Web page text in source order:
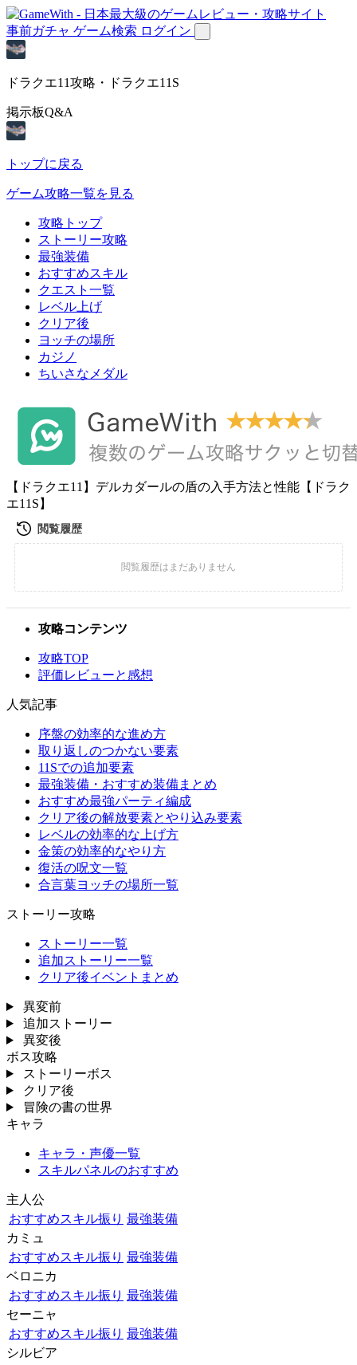
事前ガチャ ゲーム検索 ログイン
ドラクエ11攻略・ドラクエ11S
掲示板Q&A
トップに戻る
ゲーム攻略一覧を見る
攻略トップ
ストーリー攻略
最強装備
おすすめスキル
クエスト一覧
レベル上げ
クリア後
ヨッチの場所
カジノ
ちいさなメダル
【ドラクエ11】デルカダールの盾の入手方法と性能【ドラク
エ11S】
攻略コンテンツ
攻略TOP
評価レビューと感想
人気記事
序盤の効率的な進め方
取り返しのつかない要素
11Sでの追加要素
最強装備・おすすめ装備まとめ
おすすめ最強パーティ編成
クリア後の解放要素とやり込み要素
レベルの効率的な上げ方
金策の効率的なやり方
復活の呪文一覧
合言葉ヨッチの場所一覧
ストーリー攻略
ストーリー一覧
追加ストーリー一覧
クリア後イベントまとめ
異変前
追加ストーリー
異変後
ボス攻略
ストーリーボス
クリア後
冒険の書の世界
キャラ
キャラ・声優一覧
スキルパネルのおすすめ
主人公
おすすめスキル振り 最強装備
カミュ
おすすめスキル振り 最強装備
ベロニカ
おすすめスキル振り 最強装備
セーニャ
おすすめスキル振り 最強装備
シルビア